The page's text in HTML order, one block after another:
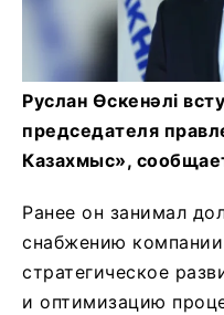
Руслан Өскенәлі
председателя
Казахмыс»,
Ранее он занимал
снабжению компании
стратегическое
и оптимизацию